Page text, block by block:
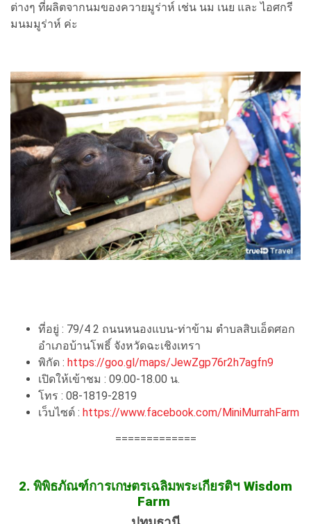
ต่างๆ ที่ผลิตจากนมของควายมูร่าห์ เช่น นม เนย และ ไอศกรี
มนมมูร่าห์ ค่ะ
ที่อยู่ : 79/4 2 ถนนหนองแบน-ท่าข้าม ตำบลสิบเอ็ดศอก
อำเภอบ้านโพธิ์ จังหวัดฉะเชิงเทรา
พิกัด : https://goo.gl/maps/JewZgp76r2h7agfn9
เปิดให้เข้าชม : 09.00-18.00 น.
โทร : 08-1819-2819
เว็บไซต์ : https://www.facebook.com/MiniMurrahFarm
=============
2. พิพิธภัณฑ์การเกษตรเฉลิมพระเกียรติฯ Wisdom
Farm